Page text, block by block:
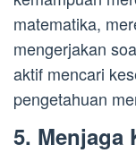
matematika,
mengerjakan
aktif mencari
pengetahuan
5. Menjaga